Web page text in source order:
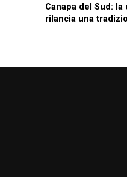
Canapa del Sud:
rilancia una